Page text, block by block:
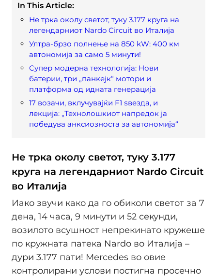
In This Article:
Не трка околу светот, туку 3.177 круга на
легендарниот Nardo Circuit во Италија
Ултра-брзо полнење на 850 kW: 400 км
автономија за само 5 минути!
Супер модерна технологија: Нови
батерии, три „панкејк“ мотори и
платформа од идната генерација
17 возачи, вклучувајќи F1 ѕвезда, и
лекција: „Технолошкиот напредок ја
победува анксиозноста за автономија“
Не трка околу светот, туку 3.177
круга на легендарниот Nardo Circuit
во Италија
Иако звучи како да го обиколи светот за 7
дена, 14 часа, 9 минути и 52 секунди,
возилото всушност непрекинато кружеше
по кружната патека Nardo во Италија –
дури 3.177 пати! Mercedes во овие
контролирани услови постигна просечно